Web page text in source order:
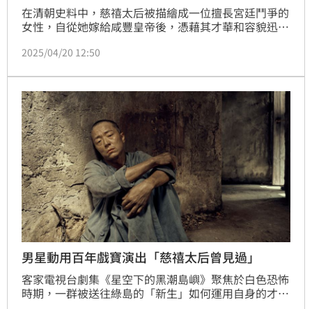
在清朝史料中，慈禧太后被描繪成一位擅長宮廷鬥爭的
女性，自從她嫁給咸豐皇帝後，憑藉其才華和容貌迅速
關於她的後裔一直是人們關注的話題。近期，一位自稱
爆紅，網友看了她的照片後紛紛表示：和慈禧長得太像
了！（記者唐家興）
2025/04/20 12:50
男星動用百年戲寶演出「慈禧太后曾見過」
客家電視台劇集《星空下的黑潮島嶼》聚焦於白色恐怖
時期，一群被送往綠島的「新生」如何運用自身的才